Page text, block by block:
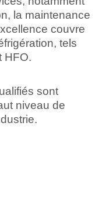
la maintenance
couvre
tels
HFO.
sont
niveau de